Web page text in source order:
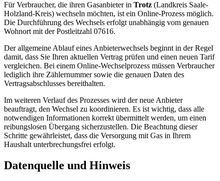
Für Verbraucher, die ihren Gasanbieter in Trotz (Landkreis Saale-
Holzland-Kreis) wechseln möchten, ist ein Online-Prozess möglich.
Die Durchführung des Wechsels erfolgt unabhängig vom genauen
Wohnort mit der Postleitzahl 07616.
Der allgemeine Ablauf eines Anbieterwechsels beginnt in der Regel
damit, dass Sie Ihren aktuellen Vertrag prüfen und einen neuen Tarif
vergleichen. Bei einem Online-Wechselprozess müssen Verbraucher
lediglich ihre Zählernummer sowie die genauen Daten des
Vertragsabschlusses bereithalten.
Im weiteren Verlauf des Prozesses wird der neue Anbieter
beauftragt, den Wechsel zu koordinieren. Es ist wichtig, dass alle
notwendigen Informationen korrekt übermittelt werden, um einen
reibungslosen Übergang sicherzustellen. Die Beachtung dieser
Schritte gewährleistet, dass die Versorgung mit Gas in Ihrem
Haushalt unterbrechungsfrei erfolgt.
Datenquelle und Hinweis